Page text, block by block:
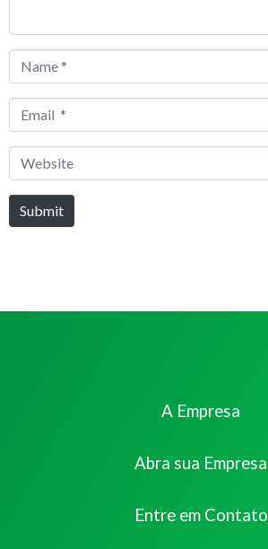
Name
Email
Website
Submit
A Empresa
Abra sua Empresa
Entre em Contato